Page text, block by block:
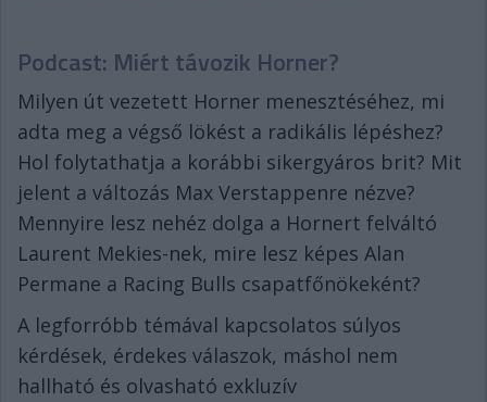
Podcast: Miért távozik Horner?
Milyen út vezetett Horner menesztéséhez, mi
adta meg a végső lökést a radikális lépéshez?
Hol folytathatja a korábbi sikergyáros brit? Mit
jelent a változás Max Verstappenre nézve?
Mennyire lesz nehéz dolga a Hornert felváltó
Laurent Mekies-nek, mire lesz képes Alan
Permane a Racing Bulls csapatfőnökeként?
A legforróbb témával kapcsolatos súlyos
kérdések, érdekes válaszok, máshol nem
hallható és olvasható exkluzív